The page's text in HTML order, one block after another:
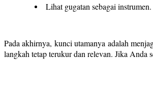
Lihat gugatan sebagai
Pada akhirnya, kunci utamanya adalah
langkah tetap terukur dan relevan. Jika Anda